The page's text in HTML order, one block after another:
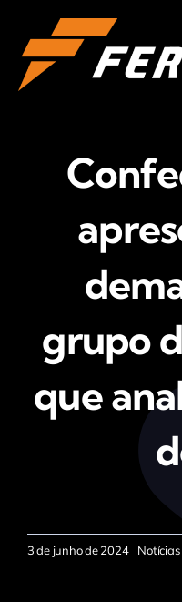
para
conteúdo
grupo
que
3 de junho de 2024 Notícias